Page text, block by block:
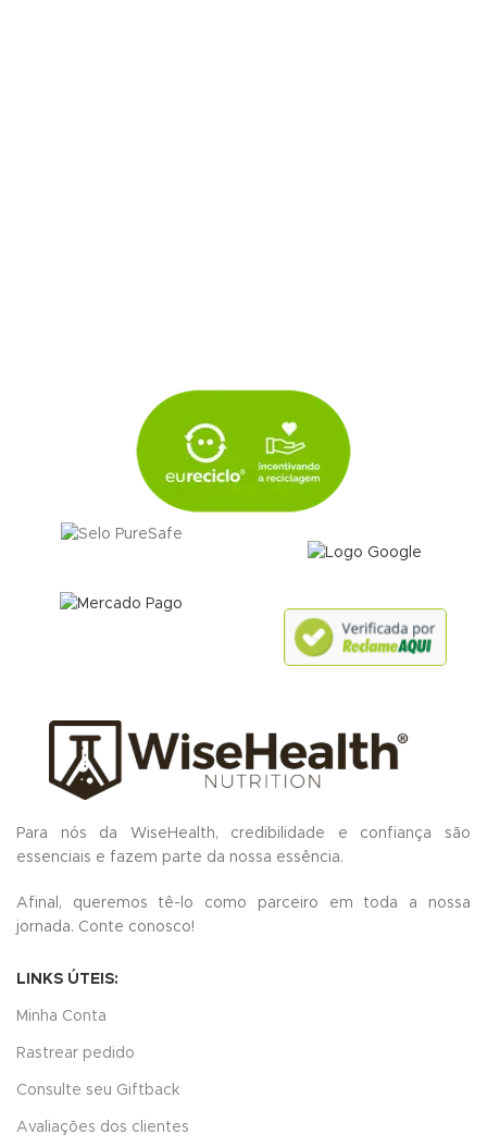
Para nós da WiseHealth, credibilidade e confiança são
essenciais e fazem parte da nossa essência.
Afinal, queremos tê-lo como parceiro em toda a nossa
jornada. Conte conosco!
LINKS ÚTEIS:
Minha Conta
Rastrear pedido
Consulte seu Giftback
Avaliações dos clientes